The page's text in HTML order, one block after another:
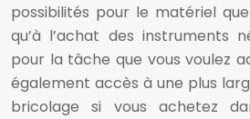
possibilités pour le matériel
qu’à l’achat des instruments
pour la tâche que vous voulez
également accès à une plus
bricolage si vous achetez